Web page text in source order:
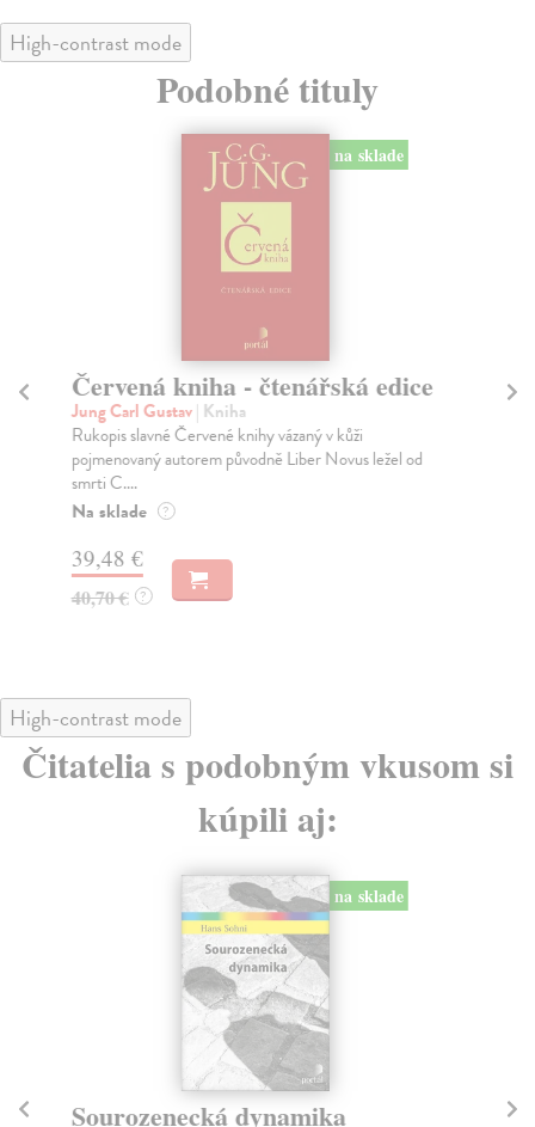
High-contrast mode
Podobné tituly
na sklade
Červená kniha - čtenářská edice
Jung Carl Gustav| Kniha
Rukopis slavné Červené knihy vázaný v kůži
pojmenovaný autorem původně Liber Novus ležel od
smrti C....
Na sklade ?
39,48 €
40,70 € ?
High-contrast mode
Čitatelia s podobným vkusom si
kúpili aj:
na sklade
Sourozenecká dynamika